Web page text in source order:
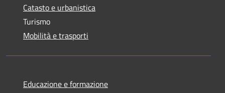
Catasto e urbanistica
Turismo
Mobilità e trasporti
Educazione e formazione